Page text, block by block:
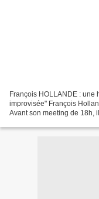
François HOLLANDE : une
improvisée" François
Avant son meeting de 18h,